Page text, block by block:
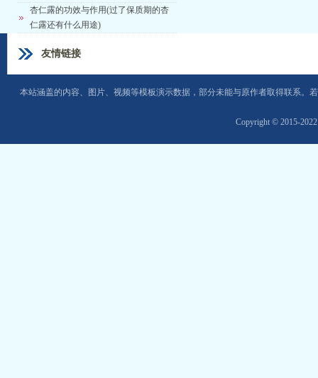
杏仁露的功效与作用(过了保质期的杏
仁露还有什么用途)
友情链接
本站涵盖的内容、图片、视频等模板演示数据，部分未能与原作者取得联系。
Copyright © 2015-